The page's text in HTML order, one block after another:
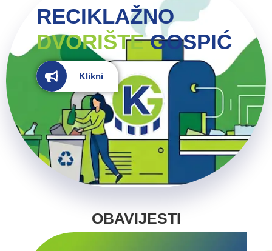
RECIKLAŽNO
DVORIŠTE GOSPIĆ
Klikni
OBAVIJESTI